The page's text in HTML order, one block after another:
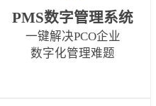
PMS数字管理系统
一键解决PCO企业
数字化管理难题